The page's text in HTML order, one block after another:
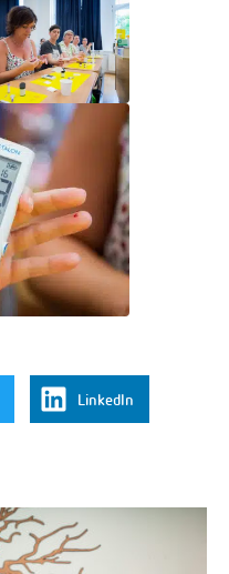
LinkedIn